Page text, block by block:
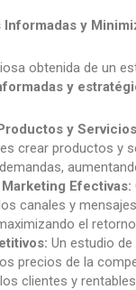
y
obtenida de un
y
y
crear productos y
Efectivas:
canales y
el
Un estudio
precios de la
clientes y